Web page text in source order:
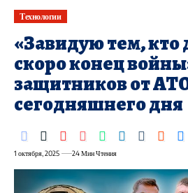
Технологии
«Завидую тем, кто
скоро конец
защитников от
сегодняшнего дня
1 октября, 2025 24 Мин Чтения